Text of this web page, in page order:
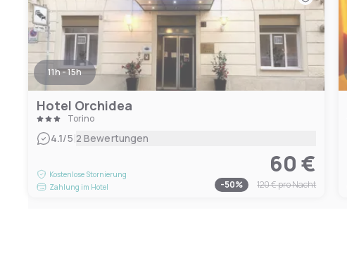
11h - 15h
Hotel Orchidea
Torino
4.1/5|2 Bewertungen
Kostenlose Stornierung
Zahlung im Hotel
60 €
-50% 120 €pro Nacht